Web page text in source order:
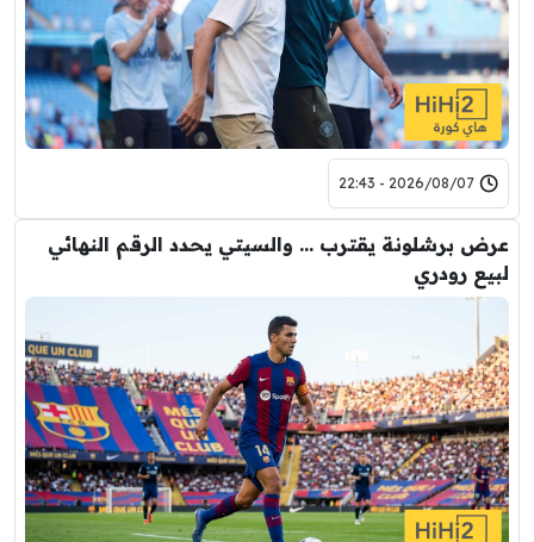
2026/08/07 - 22:43
عرض برشلونة يقترب … والسيتي يحدد الرقم النهائي
لبيع رودري